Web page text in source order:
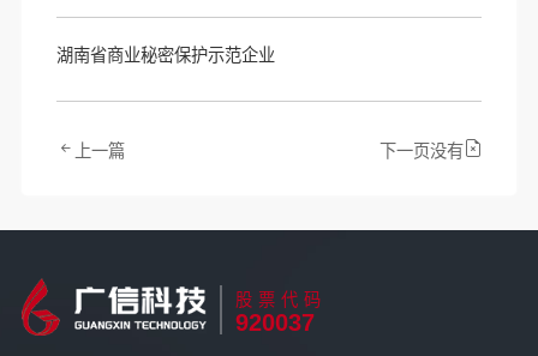
湖南省商业秘密保护示范企业
上一篇 下一页没有
股票代码
920037